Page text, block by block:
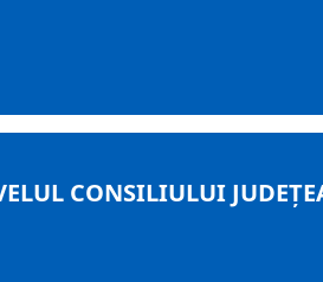
CONSILIULUI